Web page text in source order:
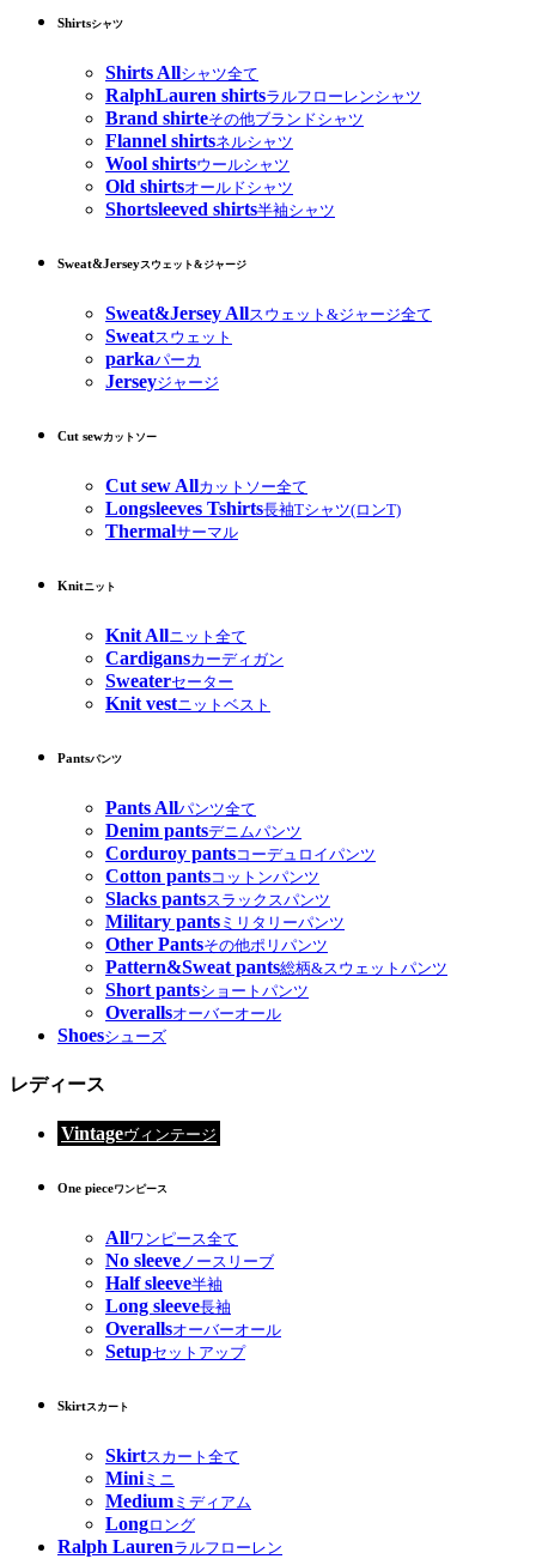
Shirtsシャツ
Shirts Allシャツ全て
RalphLauren shirtsラルフローレンシャツ
Brand shirteその他ブランドシャツ
Flannel shirtsネルシャツ
Wool shirtsウールシャツ
Old shirtsオールドシャツ
Shortsleeved shirts半袖シャツ
Sweat&Jerseyスウェット&ジャージ
Sweat&Jersey Allスウェット&ジャージ全て
Sweatスウェット
parkaパーカ
Jerseyジャージ
Cut sewカットソー
Cut sew Allカットソー全て
Longsleeves Tshirts長袖Tシャツ(ロンT)
Thermalサーマル
Knitニット
Knit Allニット全て
Cardigansカーディガン
Sweaterセーター
Knit vestニットベスト
Pantsパンツ
Pants Allパンツ全て
Denim pantsデニムパンツ
Corduroy pantsコーデュロイパンツ
Cotton pantsコットンパンツ
Slacks pantsスラックスパンツ
Military pants ミリタリーパンツ
Other Pantsその他ポリパンツ
Pattern&Sweat pants総柄&スウェットパンツ
Short pantsショートパンツ
Overallsオーバーオール
Shoesシューズ
レディース
Vintageヴィンテージ
One pieceワンピース
Allワンピース全て
No sleeveノースリーブ
Half sleeve半袖
Long sleeve長袖
Overallsオーバーオール
Setupセットアップ
Skirtスカート
Skirtスカート全て
Miniミニ
Medium ミディアム
Longロング
Ralph Laurenラルフローレン